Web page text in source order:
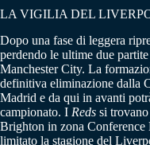
LA VIGILIA DEL
Dopo una fase di leggera
perdendo le ultime due
Manchester City. La
definitiva eliminazione dalla
Madrid e da qui in avanti
campionato. I Reds si trovano
Brighton in zona
limitato la stagione del